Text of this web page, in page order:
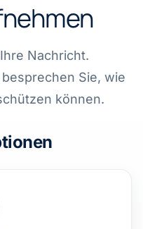
Nachricht.
Sie, wie
können.